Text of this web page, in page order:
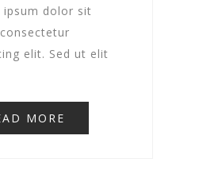
ipsum dolor sit
elit. Sed ut elit
MORE